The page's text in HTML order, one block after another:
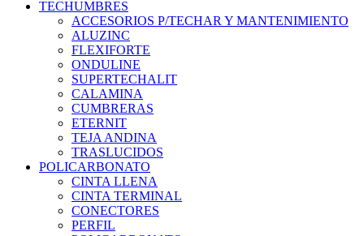
TECHUMBRES
ACCESORIOS P/TECHAR Y MANTENIMIENTO
ALUZINC
FLEXIFORTE
ONDULINE
SUPERTECHALIT
CALAMINA
CUMBRERAS
ETERNIT
TEJA ANDINA
TRASLUCIDOS
POLICARBONATO
CINTA LLENA
CINTA TERMINAL
CONECTORES
PERFIL